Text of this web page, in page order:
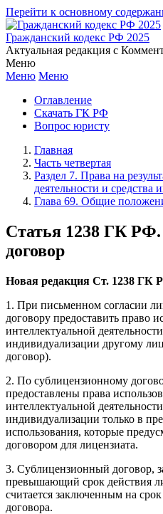
Перейти к основному
Гражданский кодекс РФ 2025
Актуальная редакция с
Меню
Меню Меню
Оглавление
Скачать ГК РФ
Вопрос юристу
Главная
Часть четвертая
Раздел 7. Права на
деятельности и средства
Глава 69. Общие
Статья 1238 ГК
договор
Новая редакция Ст. 1238 ГК
1. При письменном согласии
договору предоставить право
интеллектуальной
индивидуализации другому
договор).
2. По сублицензионному
предоставлены права
интеллектуальной
индивидуализации только в
использования, которые
договором для лицензиата.
3. Сублицензионный договор,
превышающий срок действия
считается заключенным на
договора.